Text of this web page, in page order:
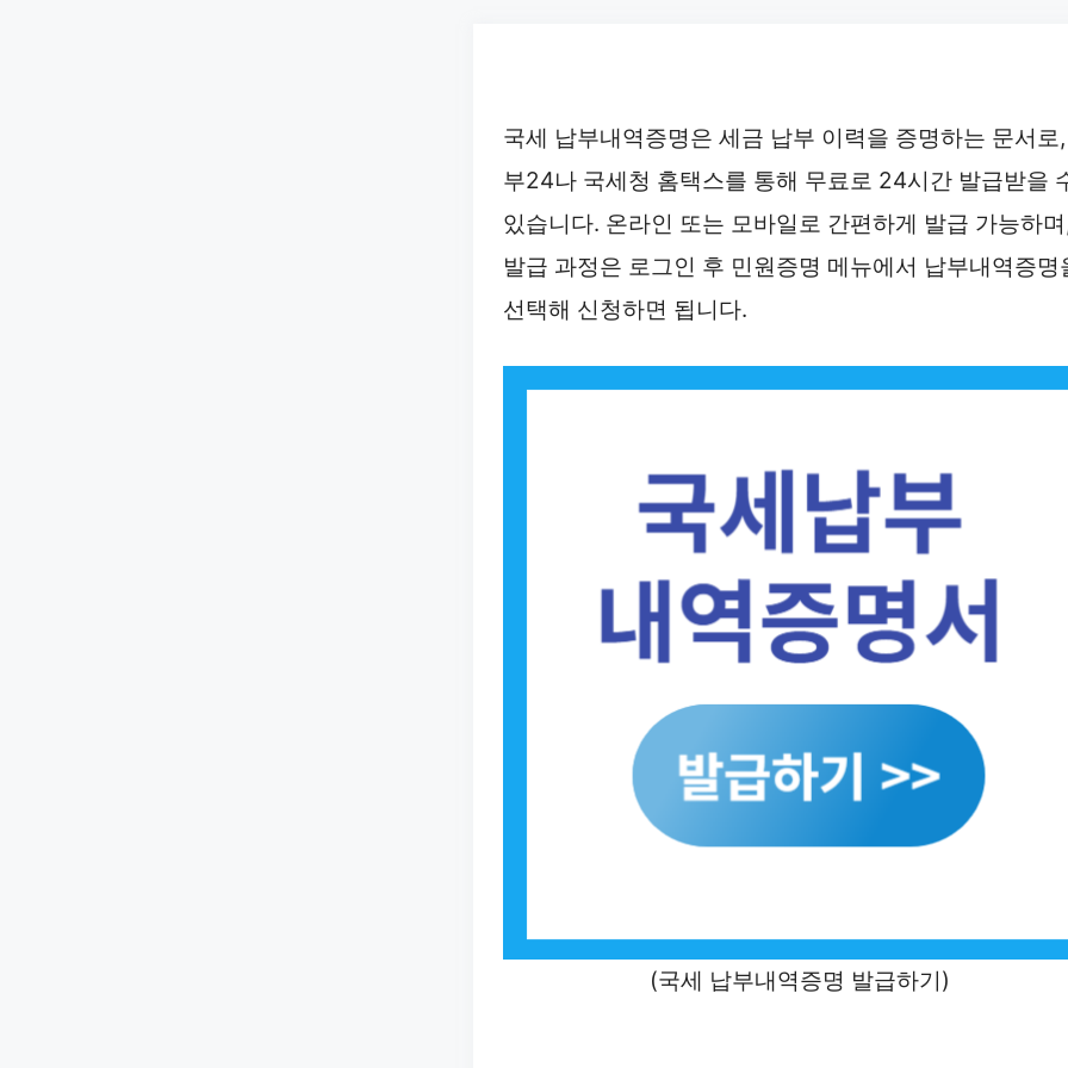
국세 납부내역증명은 세금 납부 이력을 증명하는 문서로
부24나 국세청 홈택스를 통해 무료로 24시간 발급받을
있습니다. 온라인 또는 모바일로 간편하게 발급 가능하
발급 과정은 로그인 후 민원증명 메뉴에서 납부내역증명
선택해 신청하면 됩니다.
(국세 납부내역증명 발급하기)